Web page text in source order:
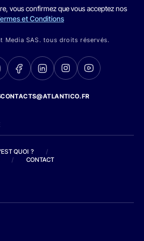
vous confirmez que vous acceptez nos
et Conditions
Media SAS. tous droits réservés.
QUOI ?
/
/ CONTACT